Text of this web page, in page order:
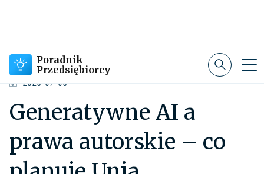
2026-07-06
Generatywne AI a
prawa autorskie – co
planuje Unia